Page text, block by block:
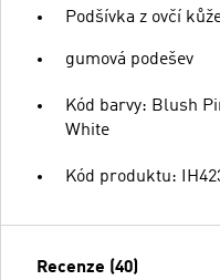
Podšívka z ovčí
gumová podešev
Kód barvy: Blush
White
Kód produktu:
Recenze (40)